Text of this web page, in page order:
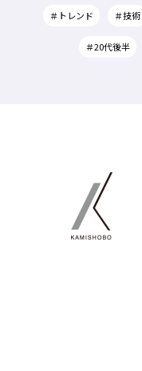
＃トレンド ＃技術
＃20代後半